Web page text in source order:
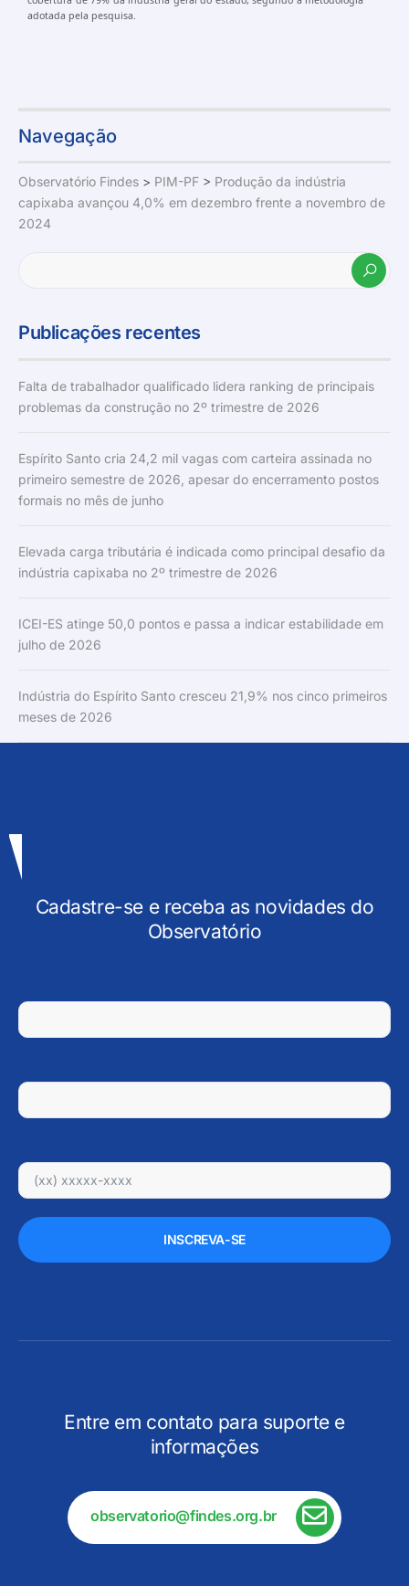
adotada pela pesquisa.
Navegação
Observatório Findes > PIM-PF > Produção da indústria
capixaba avançou 4,0% em dezembro frente a novembro de
2024
Publicações recentes
Falta de trabalhador qualificado lidera ranking de principais
problemas da construção no 2º trimestre de 2026
Espírito Santo cria 24,2 mil vagas com carteira assinada no
primeiro semestre de 2026, apesar do encerramento postos
formais no mês de junho
Elevada carga tributária é indicada como principal desafio da
indústria capixaba no 2º trimestre de 2026
ICEI-ES atinge 50,0 pontos e passa a indicar estabilidade em
julho de 2026
Indústria do Espírito Santo cresceu 21,9% nos cinco primeiros
meses de 2026
Cadastre-se e receba as novidades do
Observatório
INSCREVA-SE
Entre em contato para suporte e
informações
observatorio@findes.org.br